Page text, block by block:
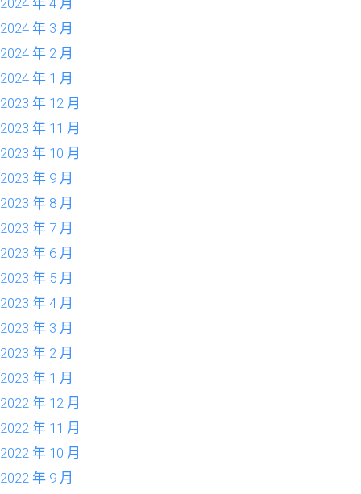
2024 年 4 月
2024 年 3 月
2024 年 2 月
2024 年 1 月
2023 年 12 月
2023 年 11 月
2023 年 10 月
2023 年 9 月
2023 年 8 月
2023 年 7 月
2023 年 6 月
2023 年 5 月
2023 年 4 月
2023 年 3 月
2023 年 2 月
2023 年 1 月
2022 年 12 月
2022 年 11 月
2022 年 10 月
2022 年 9 月